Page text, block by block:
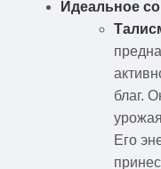
Идеальное
благ.
Его